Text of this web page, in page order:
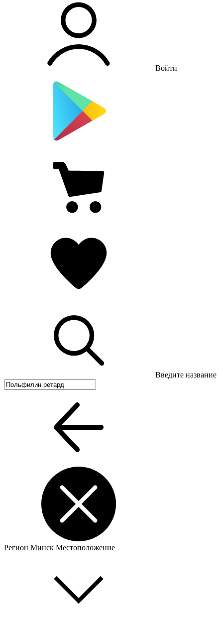
Войти
Введите название
Регион Минск Местоположение